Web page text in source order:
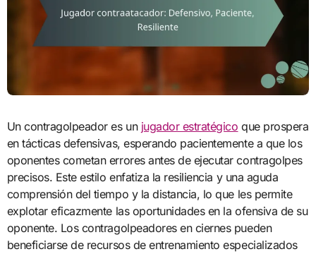
Un contragolpeador es un jugador estratégico que prospera
en tácticas defensivas, esperando pacientemente a que los
oponentes cometan errores antes de ejecutar contragolpes
precisos. Este estilo enfatiza la resiliencia y una aguda
comprensión del tiempo y la distancia, lo que les permite
explotar eficazmente las oportunidades en la ofensiva de su
oponente. Los contragolpeadores en ciernes pueden
beneficiarse de recursos de entrenamiento especializados